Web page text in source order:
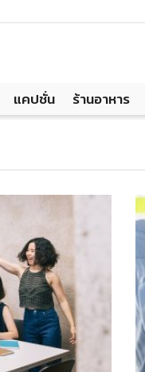
แคปชั่น ร้านอาหาร